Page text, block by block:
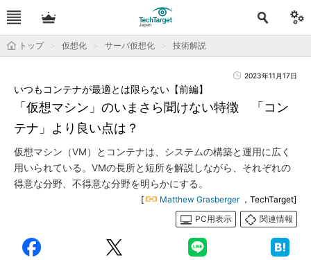
トップ 仮想化 サーバ仮想化 技術解説
2023年11月17日
「仮想マシン」のいまさら聞けない特徴 「コン
テナ」より良い点は？
いつもコンテナが最適とは限らない【前編】
仮想マシン（VM）とコンテナは、システムの構築と運用に広く
用いられている。VMの長所と短所を解説しながら、それぞれの
得意な分野、不得意な分野を明らかにする。
[ Matthew Grasberger ，TechTarget]
PC用表示
関連情報